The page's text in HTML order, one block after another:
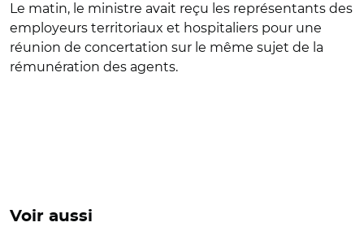
Le matin, le ministre avait reçu les représentants des
employeurs territoriaux et hospitaliers pour une
réunion de concertation sur le même sujet de la
rémunération des agents.
Voir aussi